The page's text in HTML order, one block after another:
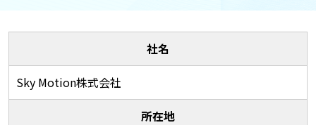
社名
Sky Motion株式会社
所在地